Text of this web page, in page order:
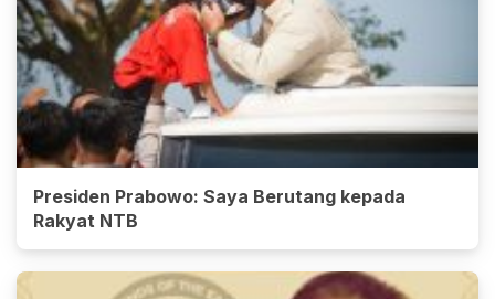
Presiden Prabowo: Saya Berutang kepada
Rakyat NTB